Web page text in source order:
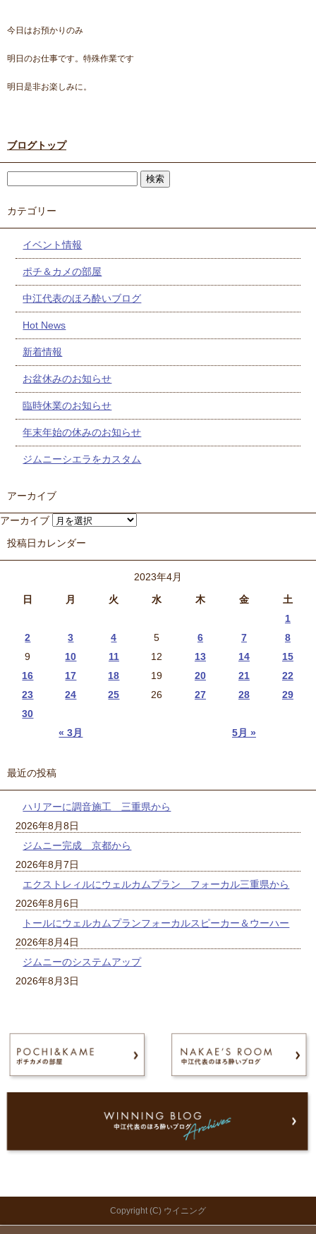
今日はお預かりのみ
明日のお仕事です。特殊作業です
明日是非お楽しみに。
ブログトップ
カテゴリー
イベント情報
ポチ＆カメの部屋
中江代表のほろ酔いブログ
Hot News
新着情報
お盆休みのお知らせ
臨時休業のお知らせ
年末年始の休みのお知らせ
ジムニーシエラをカスタム
アーカイブ
アーカイブ
投稿日カレンダー
2023年4月
日
月 火 水 木 金 土
« 3月 5月 »
1
2
3 4 5 6 7
8
9
10 11 12 13 14
15
16
17 18 19 20 21
22
23
24 25 26 27 28
29
30
最近の投稿
ハリアーに調音施工 三重県から
2026年8月8日
ジムニー完成 京都から
2026年8月7日
エクストレィルにウェルカムプラン フォーカル三重県から
2026年8月6日
トールにウェルカムプランフォーカルスピーカー＆ウーハー
2026年8月4日
ジムニーのシステムアップ
2026年8月3日
Copyright (C) ウイニング